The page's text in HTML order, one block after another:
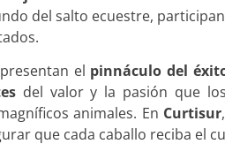
del salto ecuestre,
el pinnáculo del
del valor y la pasión que
animales. En Curtisur
que cada caballo reciba el